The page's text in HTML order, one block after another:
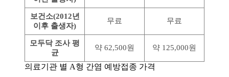
보건소(2012년
이후 출생자)
무료 무료
모두닥 조사 평
균
약 62,500원 약 125,000원
의료기관 별 A형 간염 예방접종 가격